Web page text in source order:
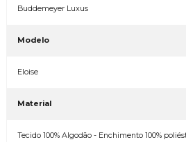
Buddemeyer Luxus
Modelo
Eloise
Material
Tecido 100% Algodão - Enchimento 100%